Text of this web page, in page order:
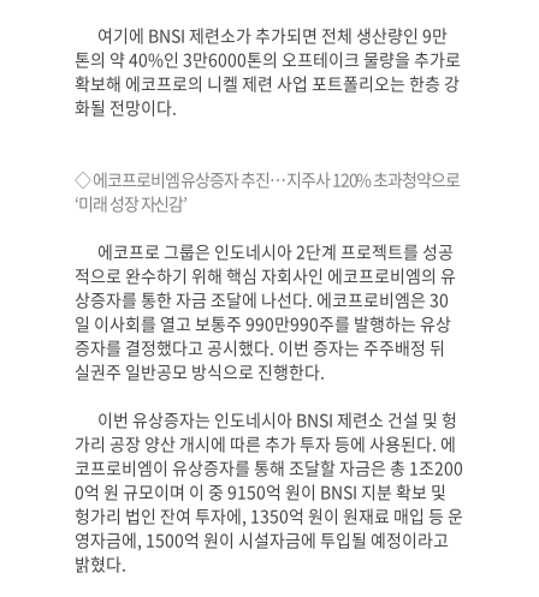
여기에 BNSI제련소가 추가되면 전체 생산량인9만
톤의 약40%인 3만6000톤의 오프테이크 물량을 추가로
확보해 에코프로의 니켈 제련 사업 포트폴리오는 한층 강
화될 전망이다
◇ 에코프로비엠 유상증자 추진…지주사120%초과청약으로
‘미래 성장 자신감’
에코프로 그룹은 인도네시아2단계 프로젝트를 성공
적으로 완수하기 위해 핵심 자회사인 에코프로비엠의 유
상증자를 통한 자금 조달에 나선다 에코프로비엠은 30
일 이사회를 열고 보통주990만990주를 발행하는 유상
증자를 결정했다고 공시했다 이번 증자는 주주배정 뒤
실권주 일반공모 방식으로 진행한다
이번 유상증자는 인도네시아 BNSI제련소 건설 및 헝
가리 공장 양산 개시에 따른 추가 투자 등에 사용된다 에
코프로비엠이 유상증자를 통해 조달할 자금은 총 1 조200
0억 원 규모이며 이 중9150억 원이 BNSI 지분 확보 및
헝가리 법인 잔여 투자에 , 1350억 원이 원재료 매입 등 운
영자금에 , 1500억 원이 시설자금에 투입될 예정이라고
밝혔다